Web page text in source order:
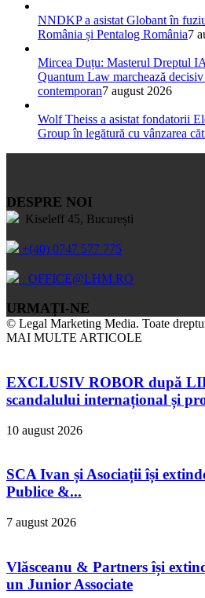
NNDKP a asistat Globant în
România și Pentalog România7
Mircea Duțu: Masterul Dreptul
Quantum Law marchează
contemporan7 august 2026
Wolf Theiss a asistat fondatorii
Group în legătură cu vânzarea
DESPRE NOI
Kiseleff 45, București
+(40) 0747 577 775
OFFICE@LHM.RO
URMAȚI-NE
© Legal Marketing Media. Toate
MAI MULTE ARTICOLE
EXCLUSIV ROBOR după
scandalului internațional și
10 august 2026
SCA Ivan și Asociații își
Publice &...
7 august 2026
Vlăsceanu & Partners își
un Junior Associate